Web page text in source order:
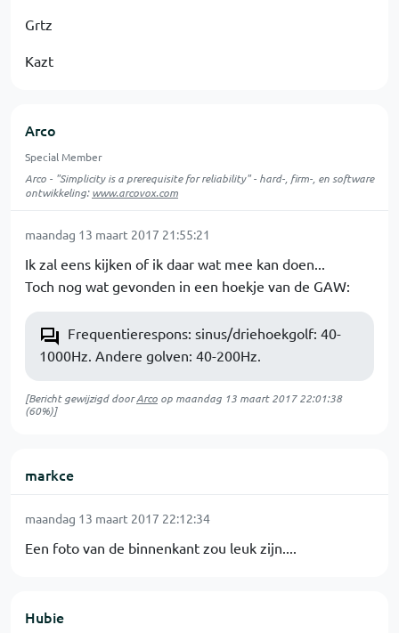
Grtz
Kazt
Arco
Special Member
Arco - "Simplicity is a prerequisite for reliability" - hard-, firm-, en software
ontwikkeling:www.arcovox.com
maandag 13 maart 2017 21:55:21
Ik zal eens kijken of ik daar wat mee kan doen...
Toch nog wat gevonden in een hoekje van de GAW:
Frequentierespons: sinus/driehoekgolf: 40-
1000Hz. Andere golven: 40-200Hz.
[Bericht gewijzigd doorArco op maandag 13 maart 2017 22:01:38
(60%)]
markce
maandag 13 maart 2017 22:12:34
Een foto van de binnenkant zou leuk zijn....
Hubie